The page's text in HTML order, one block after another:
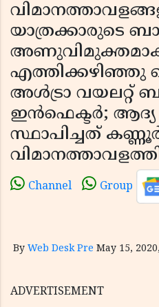
യാത്രക്കാരുടെ
എത്തിക്കഴിഞ്ഞു
അള്‍ട്രാ വയലറ്റ്
ഇന്‍ഫെക്ടര്‍;
സ്ഥാപിച്ചത്
Channel Group
By Web Desk Pre May 15,
ADVERTISEMENT